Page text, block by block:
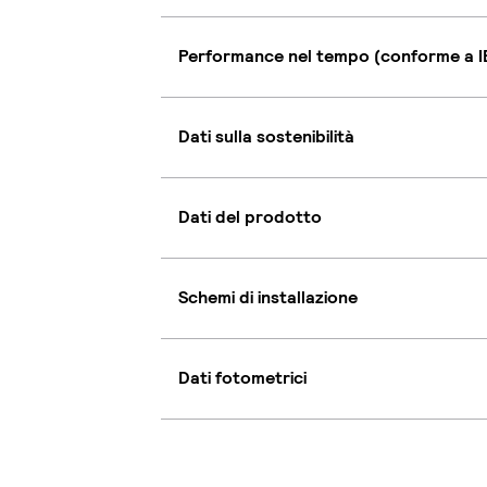
Performance nel tempo (conforme a
Dati sulla sostenibilità
Dati del prodotto
Schemi di installazione
Dati fotometrici